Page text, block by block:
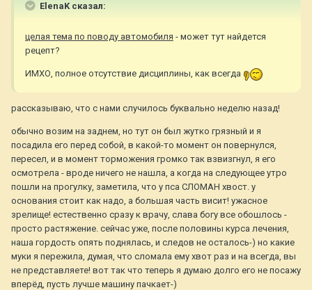
ElenaK сказал:
целая тема по поводу автомобиля - может тут найдется
рецепт?
ИМХО, полное отсутствие дисциплины, как всегда
рассказываю, что с нами случилось буквально неделю назад!
обычно возим на заднем, но тут он был жутко грязный и я
посадила его перед собой, в какой-то момент он повернулся,
пересел, и в момент торможения громко так взвизгнул, я его
осмотрела - вроде ничего не нашла, а когда на следующее утро
пошли на прогулку, заметила, что у пса СЛОМАН хвост. у
основания стоит как надо, а большая часть висит! ужасное
зрелище! естественно сразу к врачу, слава богу все обошлось -
просто растяжение. сейчас уже, после половины курса лечения,
наша гордость опять поднялась, и следов не осталось-) но какие
муки я пережила, думая, что сломала ему хвот раз и на всегда, вы
не представляете! вот так что теперь я думаю долго его не посажу
вперёд, пусть лучше машину пачкает-)